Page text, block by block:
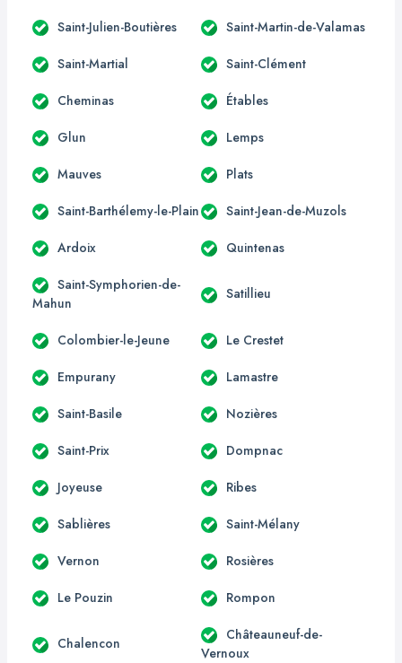
Saint-Julien-Boutières Saint-Martin-de-Valamas
Saint-Martial Saint-Clément
Cheminas Étables
Glun Lemps
Mauves Plats
Saint-Barthélemy-le-Plain Saint-Jean-de-Muzols
Ardoix Quintenas
Saint-Symphorien-de-
Mahun
Satillieu
Colombier-le-Jeune Le Crestet
Empurany Lamastre
Saint-Basile Nozières
Saint-Prix Dompnac
Joyeuse Ribes
Sablières Saint-Mélany
Vernon Rosières
Le Pouzin Rompon
Chalencon
Châteauneuf-de-
Vernoux